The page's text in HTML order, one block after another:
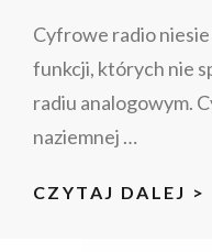
Cyfrowe radio
funkcji, których nie
radiu analogowym.
naziemnej …
CZYTAJ DALEJ >